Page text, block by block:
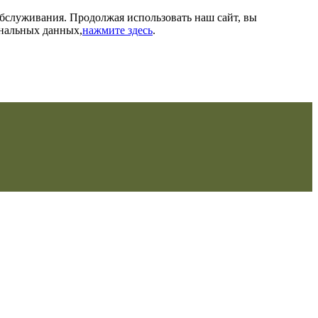
Продолжая использовать наш сайт, вы
данных,нажмите здесь.